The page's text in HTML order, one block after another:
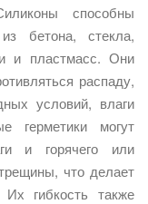
способны
бетона, стекла,
и пластмасс. Они
распаду,
условий, влаги
герметики могут
и горячего или
что делает
гибкость также